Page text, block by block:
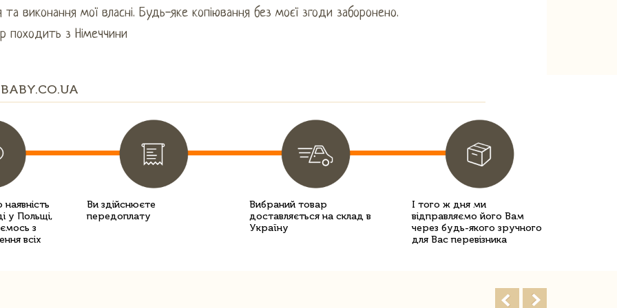
та виконання мої власні. Будь-яке копіювання без моєї згоди заборонено.
походить з Німеччини
у Польщі,
з
всіх
Ви здійснюєте
передоплату
Вибраний товар
доставляється на склад в
Україну
І того ж дня ми
відправляємо його Вам
через будь-якого зручного
для Вас перевізника